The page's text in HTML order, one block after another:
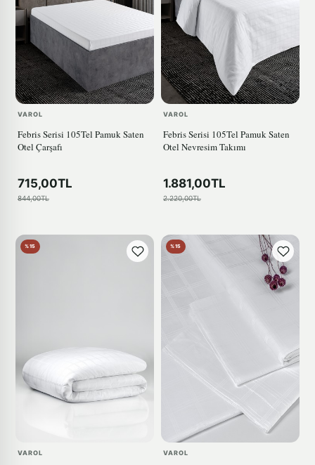
VAROL
Febris Serisi 105Tel Pamuk Saten
Otel Çarşafı
715,00TL
844,00TL
VAROL
Febris Serisi 105Tel Pamuk Saten
Otel Nevresim Takımı
1.881,00TL
2.220,00TL
%15
VAROL
%15
VAROL